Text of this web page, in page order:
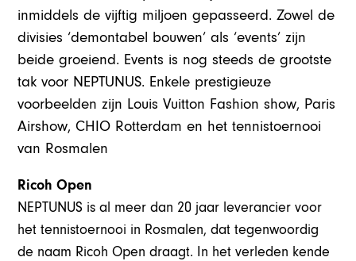
inmiddels de vijftig miljoen gepasseerd. Zowel de
divisies ‘demontabel bouwen’ als ‘events’ zijn
beide groeiend. Events is nog steeds de grootste
tak voor NEPTUNUS. Enkele prestigieuze
voorbeelden zijn Louis Vuitton Fashion show, Paris
Airshow, CHIO Rotterdam en het tennistoernooi
van Rosmalen
Ricoh Open
NEPTUNUS is al meer dan 20 jaar leverancier voor
het tennistoernooi in Rosmalen, dat tegenwoordig
de naam Ricoh Open draagt. In het verleden kende